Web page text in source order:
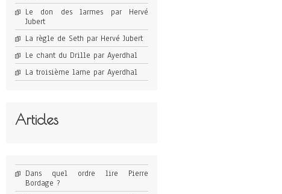
Le don des larmes par Hervé
Jubert
La règle de Seth par Hervé Jubert
Le chant du Drille par Ayerdhal
La troisième lame par Ayerdhal
Articles
Dans quel ordre lire Pierre
Bordage ?